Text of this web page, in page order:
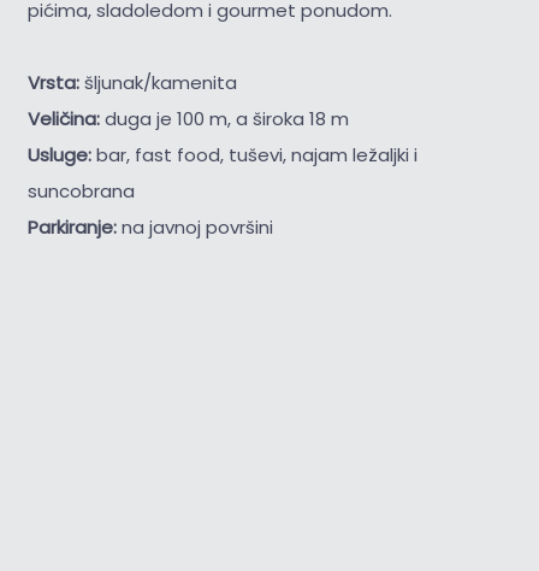
pićima, sladoledom i gourmet ponudom.
Vrsta:šljunak/kamenita
Veličina:duga je 100 m, a široka 18 m
Usluge:bar, fast food, tuševi, najam ležaljki i
suncobrana
Parkiranje:na javnoj površini